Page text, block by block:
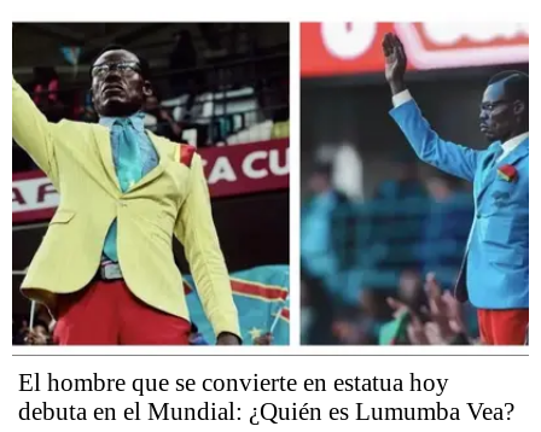
El hombre que se convierte en estatua hoy
debuta en el Mundial: ¿Quién es Lumumba Vea?